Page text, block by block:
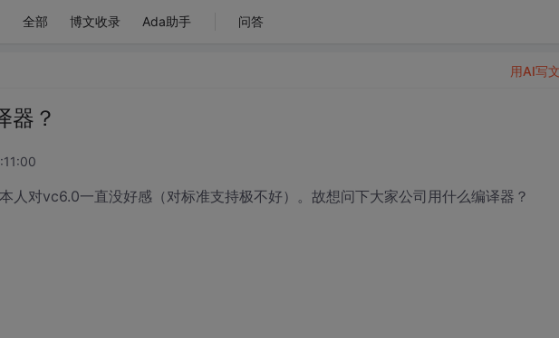
全部 博文收录 Ada助手 问答
器？
人对vc6.0一直没好感（对标准支持极不好）。故想问下大家公司用什么编译器？
用AI写